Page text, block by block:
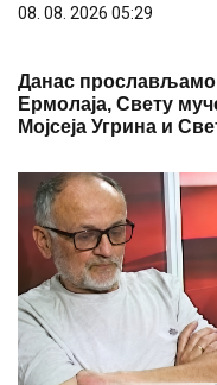
08. 08. 2026 05:29
Данас прослављамо
Ермолаја, Свету
Мојсеја Угрина и